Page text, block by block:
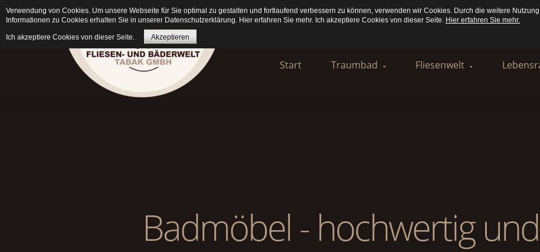
Start Traumbad Fliesenwelt
Outdoor
Referenzen Fliesen
Badmöbel - hochwertig
Verwendung von Cookies. Um unsere Webseite für Sie optimal zu gestalten und fortlaufend verbessern zu können, verwenden wir Cookies. Durch die weitere
Informationen zu Cookies erhalten Sie in unserer Datenschutzerklärung. Hier erfahren Sie mehr. Ich akzeptiere Cookies von dieser Seite. Hier erfahren Sie mehr.
Ich akzeptiere Cookies von dieser Seite. Akzeptieren